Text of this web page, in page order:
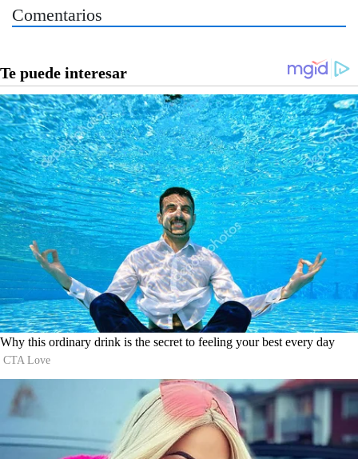
Comentarios